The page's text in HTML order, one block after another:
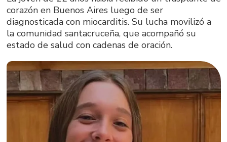
corazón en Buenos Aires luego de ser
diagnosticada con miocarditis. Su lucha movilizó a
la comunidad santacruceña, que acompañó su
estado de salud con cadenas de oración.